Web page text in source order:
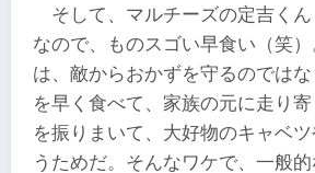
そして、マルチーズの定吉く
なので、ものスゴい早食い（笑
は、敵からおかずを守るのでは
を早く食べて、家族の元に走り
を振りまいて、大好物のキャベ
うためだ。そんなワケで、一般